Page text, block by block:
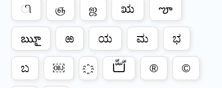
ி ஞ ஜ ಋ ౡ
ౠౖ ಱ ಯ ಮ ಭ
ಬ ￼ لّـّـّّا ® ©